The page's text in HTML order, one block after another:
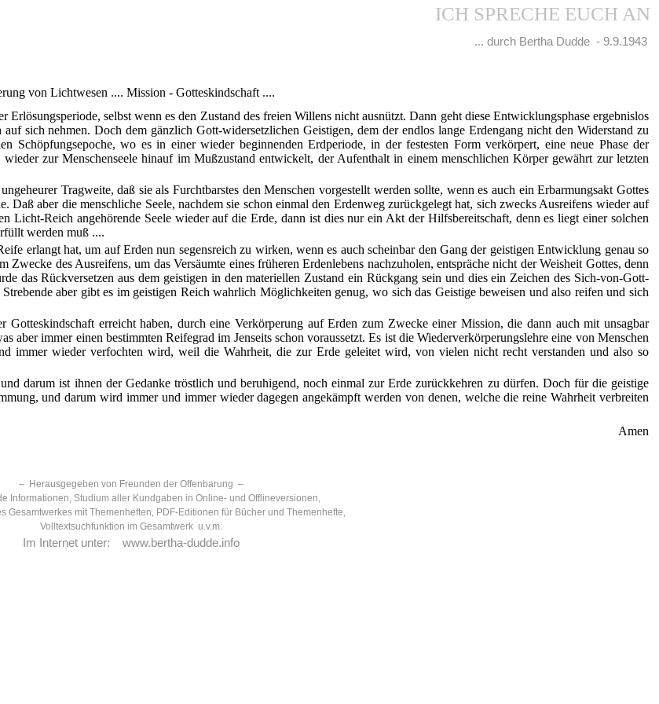
ICH SPRECHE EUCH AN
... durch Bertha Dudde - 9.9.1943
von Lichtwesen .... Mission - Gotteskindschaft ....
selbst wenn es den Zustand des freien Willens nicht ausnützt. Dann geht diese Entwicklungsphase ergebnislos
sich nehmen. Doch dem gänzlich Gott-widersetzlichen Geistigen, dem der endlos lange Erdengang nicht den Widerstand zu
Schöpfungsepoche, wo es in einer wieder beginnenden Erdperiode, in der festesten Form verkörpert, eine neue Phase der
zur Menschenseele hinauf im Mußzustand entwickelt, der Aufenthalt in einem menschlichen Körper gewährt zur letzten
Tragweite, daß sie als Furchtbarstes den Menschen vorgestellt werden sollte, wenn es auch ein Erbarmungsakt Gottes
Daß aber die menschliche Seele, nachdem sie schon einmal den Erdenweg zurückgelegt hat, sich zwecks Ausreifens wieder auf
Licht-Reich angehörende Seele wieder auf die Erde, dann ist dies nur ein Akt der Hilfsbereitschaft, denn es liegt einer solchen
werden muß ....
erlangt hat, um auf Erden nun segensreich zu wirken, wenn es auch scheinbar den Gang der geistigen Entwicklung genau so
des Ausreifens, um das Versäumte eines früheren Erdenlebens nachzuholen, entspräche nicht der Weisheit Gottes, denn
das Rückversetzen aus dem geistigen in den materiellen Zustand ein Rückgang sein und dies ein Zeichen des Sich-von-Gott-
aber gibt es im geistigen Reich wahrlich Möglichkeiten genug, wo sich das Geistige beweisen und also reifen und sich
Gotteskindschaft erreicht haben, durch eine Verkörperung auf Erden zum Zwecke einer Mission, die dann auch mit unsagbar
aber immer einen bestimmten Reifegrad im Jenseits schon voraussetzt. Es ist die Wiederverkörperungslehre eine von Menschen
immer wieder verfochten wird, weil die Wahrheit, die zur Erde geleitet wird, von vielen nicht recht verstanden und also so
darum ist ihnen der Gedanke tröstlich und beruhigend, noch einmal zur Erde zurückkehren zu dürfen. Doch für die geistige
und darum wird immer und immer wieder dagegen angekämpft werden von denen, welche die reine Wahrheit verbreiten
Amen
– Herausgegeben von Freunden der Offenbarung –
Informationen, Studium aller Kundgaben in Online- und Offlineversionen,
Gesamtwerkes mit Themenheften, PDF-Editionen für Bücher und Themenhefte,
Volltextsuchfunktion im Gesamtwerk u.v.m.
Im Internet unter: www.bertha-dudde.info